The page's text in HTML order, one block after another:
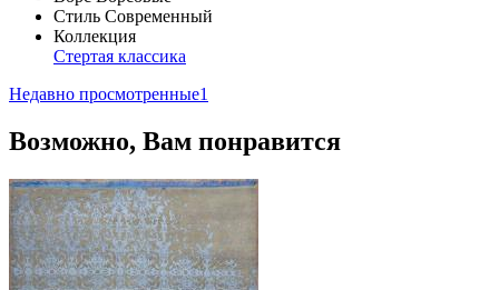
Стиль Современный
Коллекция
Стертая классика
Недавно просмотренные1
Возможно, Вам понравится